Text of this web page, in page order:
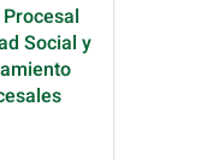
Social y